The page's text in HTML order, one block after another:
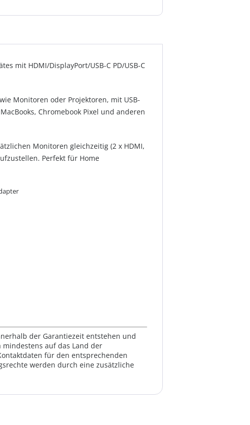
mit HDMI/DisplayPort/USB-C PD/USB-C
Monitoren oder Projektoren, mit USB-
Chromebook Pixel und anderen
Monitoren gleichzeitig (2 x HDMI,
Perfekt für Home
der Garantiezeit entstehen und
auf das Land der
für den entsprechenden
werden durch eine zusätzliche